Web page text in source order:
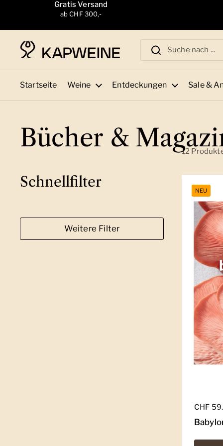
Zum Inhalt springenGratis Versand
ab CHF 300,-
Startseite Weine Entdeckungen Sale &
Bücher &
Schnellfilter
Weitere Filter
12
CHF
NEU